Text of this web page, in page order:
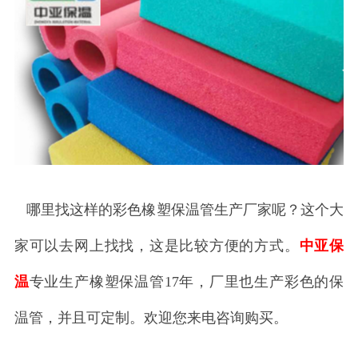
哪里找这样的彩色橡塑保温管生产厂家呢？这个大
家可以去网上找找，这是比较方便的方式。 中亚保
温专业生产橡塑保温管17年，厂里也生产彩色的保
温管，并且可定制。欢迎您来电咨询购买。